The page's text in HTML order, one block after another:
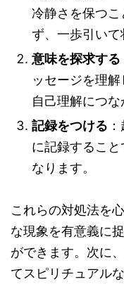
冷静さを保つ
ず、一歩引いて
意味を探求する
ッセージを理
自己理解につな
記録をつける
に記録するこ
なります。
これらの対処法を
な現象を有意義に
ができます。次に
てスピリチュアル